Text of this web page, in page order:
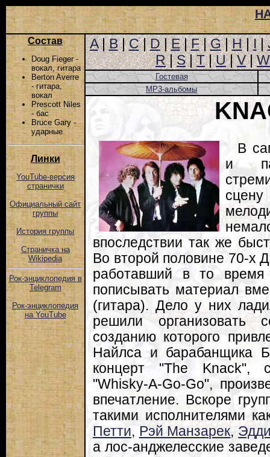
Состав
Doug Fieger -
вокал, гитара
Berton Averre
- гитара,
вокал
Prescott Niles
- бас
Bruce Gary -
ударные
Линки
YouTube-версия
странички
Официальный сайт
группы
История группы
Страничка на
Wikipedia
Рок-энциклопедия в
Telegram
Рок-энциклопедия
на YouTube
A|B|C|D|E|F|G|H|I|
R|S|T|U|V|W
Гостевая
MP3-альбомы
В
и
впоследствии так же
Во второй половине 70-х
работавший в то
пописывать материал
(гитара). Дело у них
решили организовать
созданию которого
Найлса и барабанщика
концерт "The Knack",
"Whisky-A-Go-Go",
впечатление. Вскоре
такими исполнителями
Петти, Рэй Манзарек,
а лос-анджелесские